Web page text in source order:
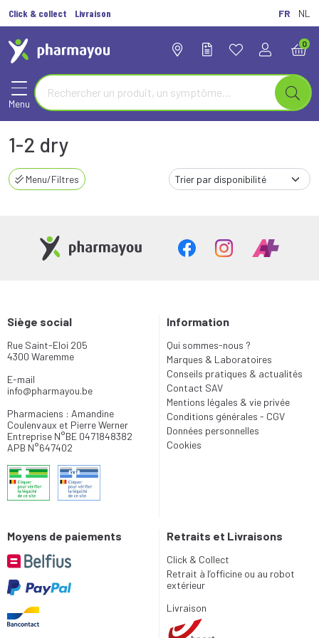
Click & collect Livraison FR NL
0
Menu
1-2 dry
Menu/Filtres
Siège social
Rue Saint-Eloi 205
4300 Waremme
E-mail
info@pharmayou.be
Pharmaciens : Amandine
Coulenvaux et Pierre Werner
Entreprise N°BE 0471848382
APB N°647402
Information
Qui sommes-nous ?
Marques & Laboratoires
Conseils pratiques & actualités
Contact SAV
Mentions légales & vie privée
Conditions générales - CGV
Données personnelles
Cookies
Moyens de paiements Retraits et Livraisons
Click & Collect
Retrait à l’officine ou au robot
extérieur
Livraison